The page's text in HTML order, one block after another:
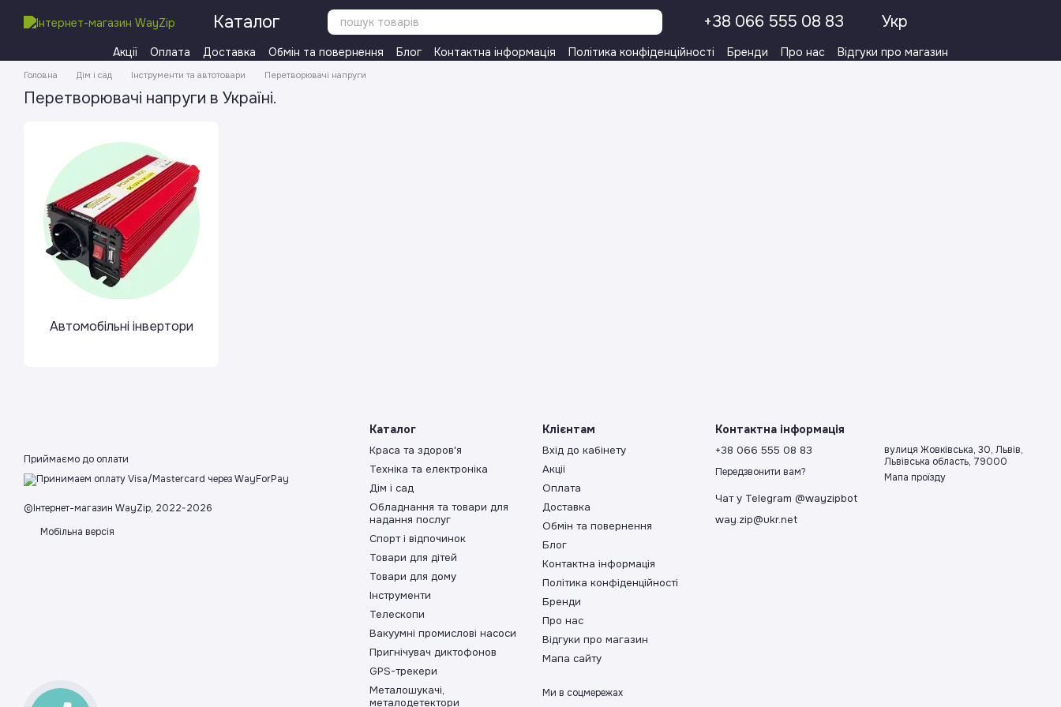
Каталог +38 066 555 08 83 Укр
Акції Оплата Доставка Обмін та повернення Блог Контактна інформація Політика конфіденційності Бренди Про нас Відгуки про магазин
Головна Дім і сад Інструменти та автотовари Перетворювачі напруги
Перетворювачі напруги в Україні.
Автомобільні інвертори
Приймаємо до оплати
©Інтернет-магазин WayZip, 2022-2026
Мобільна версія
Каталог
Краса та здоров'я
Техніка та електроніка
Дім і сад
Обладнання та товари для
надання послуг
Спорт і відпочинок
Товари для дітей
Товари для дому
Інструменти
Телескопи
Вакуумні промислові насоси
Пригнічувач диктофонов
GPS-трекери
Металошукачі,
металодетектори
Клієнтам
Вхід до кабінету
Акції
Оплата
Доставка
Обмін та повернення
Блог
Контактна інформація
Політика конфіденційності
Бренди
Про нас
Відгуки про магазин
Мапа сайту
Ми в соцмережах
Контактна інформація
+38 066 555 08 83
Передзвонити вам?
Чат у Telegram @wayzipbot
way.zip@ukr.net
вулиця Жовківська, 30, Львів,
Львівська область, 79000
Мапа проїзду